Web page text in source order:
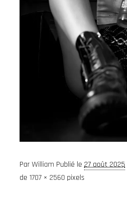
ParWilliam Publié le 27 août 2025
de 1707 × 2560 pixels